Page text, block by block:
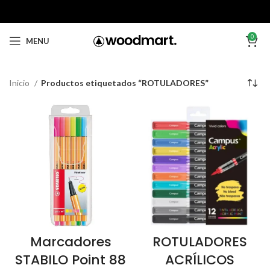
MENU 0
Inicio Productos etiquetados “ROTULADORES”
Marcadores
STABILO Point 88
ROTULADORES
ACRÍLICOS